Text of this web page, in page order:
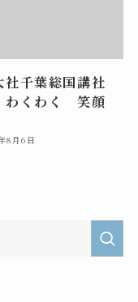
社千葉総国講社
くわく 笑顔
8月6日